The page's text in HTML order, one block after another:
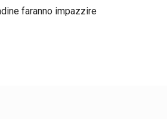
faranno impazzire